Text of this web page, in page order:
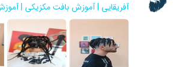
آفریقایی | آموزش بافت مکزیکی |